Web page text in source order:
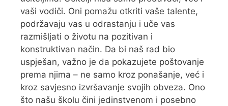
vaši vodiči. Oni pomažu otkriti vaše talente,
podržavaju vas u odrastanju i uče vas
razmišljati o životu na pozitivan i
konstruktivan način. Da bi naš rad bio
uspješan, važno je da pokazujete poštovanje
prema njima – ne samo kroz ponašanje, već i
kroz savjesno izvršavanje svojih obveza. Ono
što našu školu čini jedinstvenom i posebno